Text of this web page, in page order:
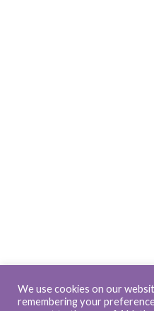
We use cookies on our
remembering your